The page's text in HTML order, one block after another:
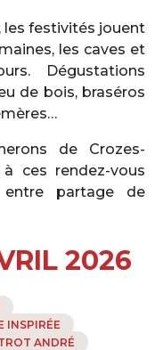
les festivités jouent
les caves et
Dégustations
de bois, braséros
de Crozes-
ces rendez-vous
entre partage de
2026
INSPIRÉE
ANDRÉ